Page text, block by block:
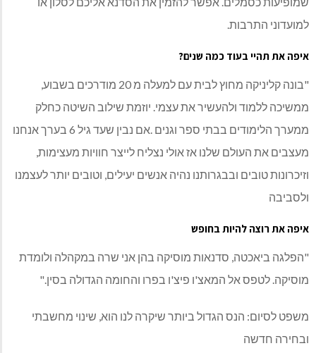
למועדוני התרבות.
איפה את תהיי בעוד כמה שנים?
"בונה קליניקה מחוץ לבית עם למעלה מ 20 מודרכים בשבוע,
ממשיכה ללמוד ולהעשיר את עצמי. יוזמת שילוב השיטה כחלק
ממערך הלימודים בבתי ספר וגנים .אם נבין שעד גיל 6 בערך אנחנו
מעצבים את העולם שלנו אז אולי נצליח לייצר חוויות מעצימות,
וזיכרונות טובים ובבגרותנו נהיה אנשים יעילים, וטובים יותר לעצמנו
ולסביבה
איפה את רוצה להיות בחופש
"הפלגה ביאכטה, סדנאות מוסיקה בהן אני שרה במקהלה ולומדת
מוסיקה. לטפס אל המאצ'ו פיצ'ו בפרו והחומה הגדולה בסין."
משפט לסיום: הנס הגדול ביותר שיקרה לנו הוא, שינוי מחשבתי
ובחירה חדשה